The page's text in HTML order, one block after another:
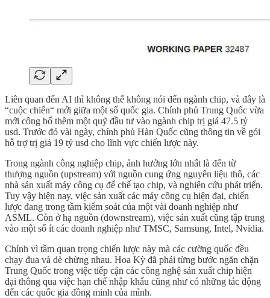
Liên quan đến AI thì không thể không nói đến ngành chip, và đây là
“cuộc chiến“ mới giữa một số quốc gia. Chính phủ Trung Quốc vừa
mới công bố thêm một quỹ đầu tư vào ngành chip trị giá 47.5 tỷ
usd. Trước đó vài ngày, chính phủ Hàn Quốc cũng thông tin về gói
hỗ trợ trị giá 19 tỷ usd cho lĩnh vực chiến lược này.
Trong ngành công nghiệp chip, ảnh hưởng lớn nhất là đến từ
thượng nguồn (upstream) với nguồn cung ứng nguyên liệu thô, các
nhà sản xuất máy công cụ để chế tạo chip, và nghiên cứu phát triển.
Tuy vậy hiện nay, việc sản xuất các máy công cụ hiện đại, chiến
lược đang trong tầm kiểm soát của một vài doanh nghiệp như
ASML. Còn ở hạ nguồn (downstream), việc sản xuất cũng tập trung
vào một số ít các doanh nghiệp như TMSC, Samsung, Intel, Nvidia.
Chính vì tầm quan trọng chiến lược này mà các cường quốc đều
chạy đua và dè chừng nhau. Hoa Kỳ đã phải từng bước ngăn chặn
Trung Quốc trong việc tiếp cận các công nghệ sản xuất chip hiện
đại thông qua việc hạn chế nhập khẩu cũng như có những tác động
đến các quốc gia đồng minh của mình.